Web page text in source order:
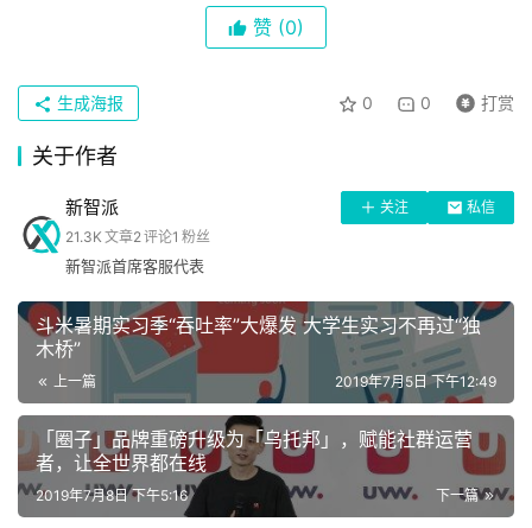
首
技
手
机
热线开通后，安徽的贫困大病患者可以随时拨打大病求助热
线“4006－866－299”寻求帮助，并在水滴筹平台发起筹
款。同时，热线还将收集患者心愿清单，由水滴筹款顾问、
水滴志愿者和安徽媒体人共同为患者进行帮扶服务。
水滴公司希望，安徽地区的大病患者可以通过这种形式，以
最短路径实现精准救助。同时，水滴公司通过此次合作，实
现多平台能力叠加，广泛覆盖安徽地区更多的困难大病家
庭。
赞 (0)
0 0 打赏
生成海报
关于作者
新智派 关注
私信
21.3K 文章2评论1 粉丝
新智派首席客服代表
斗米暑期实习季“吞吐率”大爆发 大学生实习不再过“独
木桥”
上一篇 2019年7月5日 下午12:49
「圈子」品牌重磅升级为「乌托邦」，赋能社群运营
者，让全世界都在线
下一篇
2019年7月8日 下午5:16